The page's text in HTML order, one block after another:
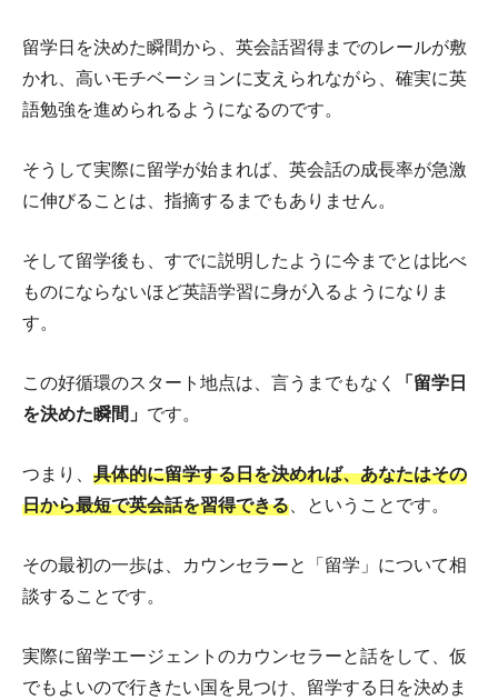
留学日を決めた瞬間から、英会話習得までのレールが敷
かれ、高いモチベーションに支えられながら、確実に英
語勉強を進められるようになるのです。
そうして実際に留学が始まれば、英会話の成長率が急激
に伸びることは、指摘するまでもありません。
そして留学後も、すでに説明したように今までとは比べ
ものにならないほど英語学習に身が入るようになりま
す。
この好循環のスタート地点は、言うまでもなく
「留学日
を決めた瞬間」 です。
つまり、 具体的に留学する日を決めれば、あなたはその
日から最短で英会話を習得できる、ということです。
その最初の一歩は、カウンセラーと「留学」について相
談することです。
実際に留学エージェントのカウンセラーと話をして、仮
でもよいので行きたい国を見つけ、留学する日を決めま